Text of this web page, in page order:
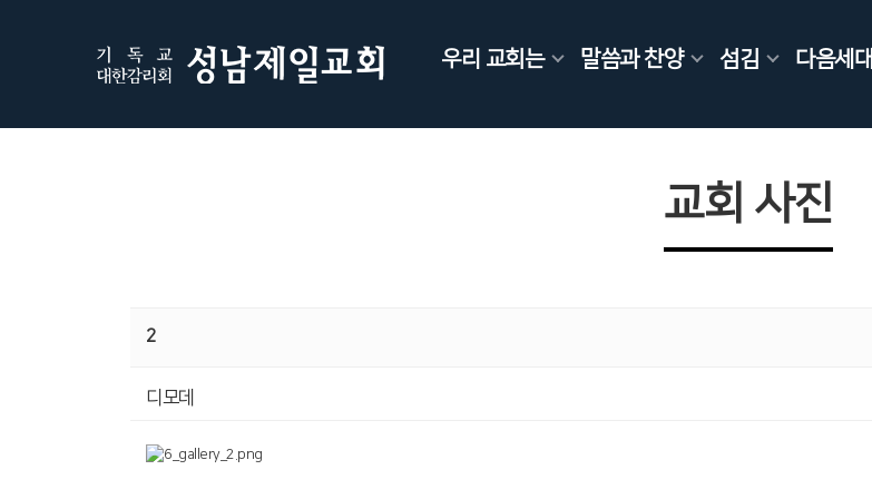
우리 교회는 말씀과 찬양 섬김 다음세대
교회 사진
2
디모데